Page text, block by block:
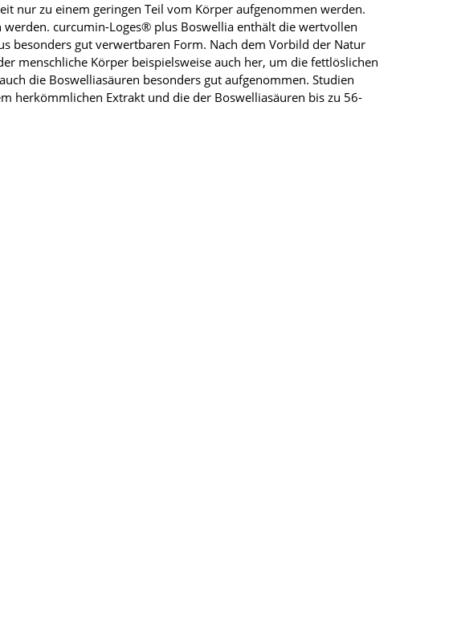
nur zu einem geringen Teil vom Körper aufgenommen werden.
curcumin-Loges® plus Boswellia enthält die wertvollen
besonders gut verwertbaren Form. Nach dem Vorbild der Natur
menschliche Körper beispielsweise auch her, um die fettlöslichen
die Boswelliasäuren besonders gut aufgenommen. Studien
herkömmlichen Extrakt und die der Boswelliasäuren bis zu 56-